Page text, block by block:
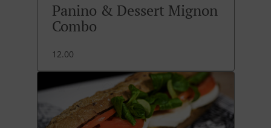
Panino & Dessert Mignon
Combo
12.00